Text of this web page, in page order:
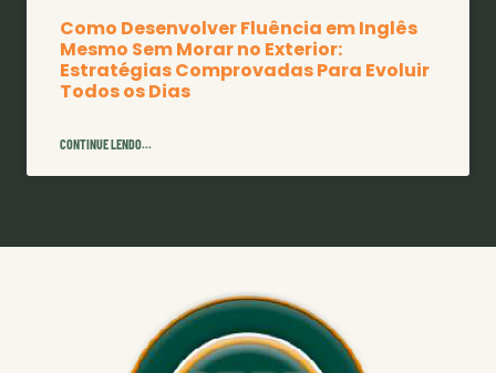
Como Desenvolver Fluência em Inglês
Mesmo Sem Morar no Exterior:
Estratégias Comprovadas Para Evoluir
Todos os Dias
CONTINUE LENDO...